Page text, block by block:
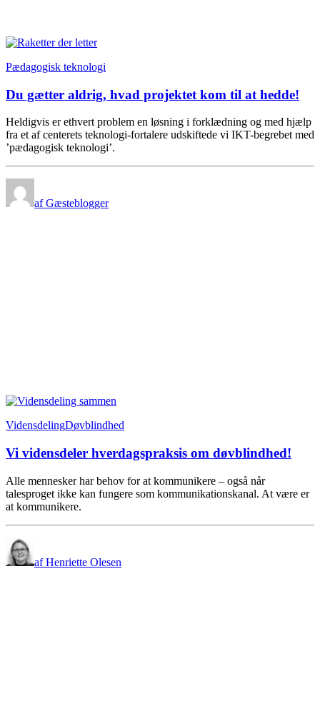
Pædagogisk teknologi
Du gætter aldrig, hvad projektet kom til at hedde!
Heldigvis er ethvert problem en løsning i forklædning og med hjælp
fra et af centerets teknologi-fortalere udskiftede vi IKT-begrebet med
’pædagogisk teknologi’.
af Gæsteblogger
VidensdelingDøvblindhed
Vi vidensdeler hverdagspraksis om døvblindhed!
Alle mennesker har behov for at kommunikere – også når
talesproget ikke kan fungere som kommunikationskanal. At være er
at kommunikere.
af Henriette Olesen